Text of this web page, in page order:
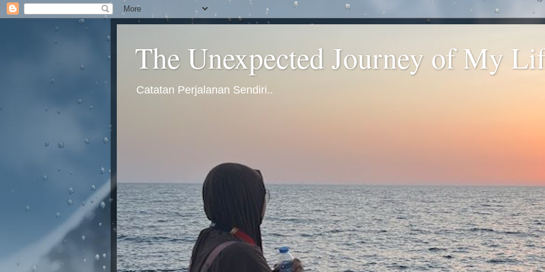
The Unexpected Journey of My
Catatan Perjalanan Sendiri..